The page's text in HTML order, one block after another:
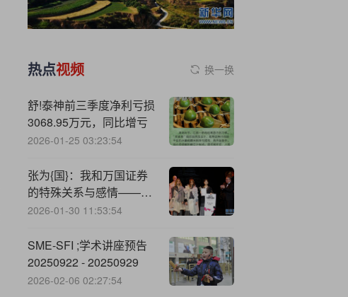
热点视频 换一换
舒!泰神前三季度净利亏损
3068.95万元，同比增亏
2026-01-25 03:23:54
张为{国}：我和万国证券
的特殊关系与感情——兼
我国证券公司财务会计规
2026-01-30 11:53:54
SME-SFI ;学术讲座预告
20250922 - 20250929
2026-02-06 02:27:54